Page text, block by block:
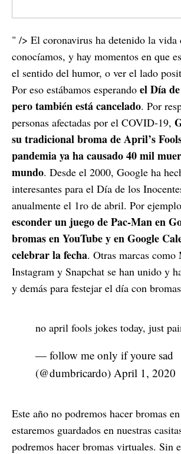
" /> El coronavirus ha detenido la vida
conocíamos, y hay momentos en que
el sentido del humor, o ver el lado
Por eso estábamos esperando el Día
pero también está cancelado. Por
personas afectadas por el COVID-19,
su tradicional broma de April’s
pandemia ya ha causado 40 mil
mundo. Desde el 2000, Google ha
interesantes para el Día de los
anualmente el 1ro de abril. Por
esconder un juego de Pac-Man en
bromas en YouTube y en Google
celebrar la fecha. Otras marcas como
Instagram y Snapchat se han unido y
y demás para festejar el día con
no april fools jokes today, just
— follow me only if youre sad
(@dumbricardo) April 1, 2020
Este año no podremos hacer bromas
estaremos guardados en nuestras
podremos hacer bromas virtuales. Sin